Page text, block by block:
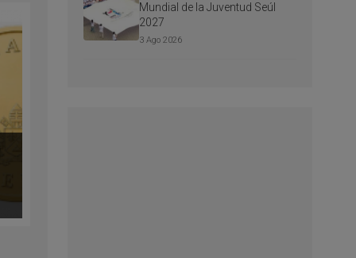
Mundial de la Juventud Seúl
2027
3 Ago 2026